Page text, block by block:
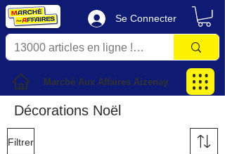
Se Connecter
Marché Aux Affaires Aizenay
Décorations Noël
Filtrer